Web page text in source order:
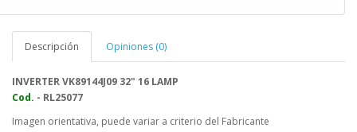
Descripción Opiniones (0)
INVERTER VK89144J09 32" 16 LAMP
Cod. - RL25077
Imagen orientativa, puede variar a criterio del Fabricante